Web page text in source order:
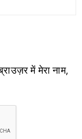
में मेरा नाम,